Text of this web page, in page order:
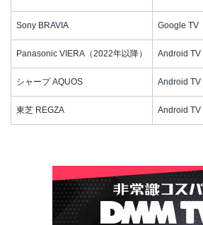
Sony BRAVIA Google TV
Panasonic VIERA（2022年以降） Android TV
シャープ AQUOS Android TV
東芝 REGZA Android TV